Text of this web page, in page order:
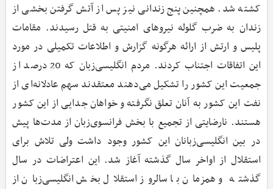
کشته شد. همچنین پنج زندانی نیز پس از آتش گرفتن بخشی از
زندان به ضرب گلوله نیروهای امنیتی به قتل رسیدند. مقامات
پلیس و ارتش از ارائه هرگونه گزارش و اطلاعات تکمیلی در مورد
این اتفاقات اجتناب کردند. مردم انگلیسی‌زبان که 20 درصد از
جمعیت این کشور را تشکیل می‌دهند معتقدند سهم عادلانه‌ای از
نفت این کشور به آنان تعلق نگرفته و خواهان جدایی از این کشور
هستند. نارضایتی از تجمیع با بخش فرانسوی‌زبان از مدت‌ها پیش
در بین انگلیسی‌زبانان این کشور وجود داشت ولی تلاش برای
استقلال از اواخر سال گذشته آغاز شد. این اعتراضات در سال
گذشته و همزمان با سالروز استقلال بخش انگلیسی‌زبان از